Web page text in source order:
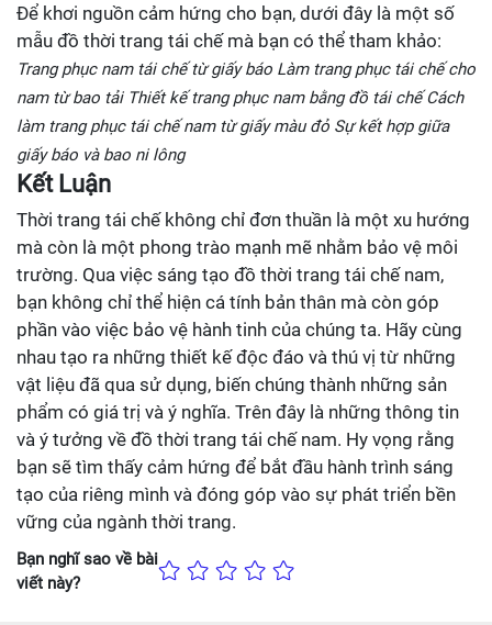
Để khơi nguồn cảm hứng cho bạn, dưới đây là một số
mẫu đồ thời trang tái chế mà bạn có thể tham khảo:
Trang phục nam tái chế từ giấy báo Làm trang phục tái chế cho
nam từ bao tải Thiết kế trang phục nam bằng đồ tái chế Cách
làm trang phục tái chế nam từ giấy màu đỏ Sự kết hợp giữa
giấy báo và bao ni lông
Kết Luận
Thời trang tái chế không chỉ đơn thuần là một xu hướng
mà còn là một phong trào mạnh mẽ nhằm bảo vệ môi
trường. Qua việc sáng tạo đồ thời trang tái chế nam,
bạn không chỉ thể hiện cá tính bản thân mà còn góp
phần vào việc bảo vệ hành tinh của chúng ta. Hãy cùng
nhau tạo ra những thiết kế độc đáo và thú vị từ những
vật liệu đã qua sử dụng, biến chúng thành những sản
phẩm có giá trị và ý nghĩa. Trên đây là những thông tin
và ý tưởng về đồ thời trang tái chế nam. Hy vọng rằng
bạn sẽ tìm thấy cảm hứng để bắt đầu hành trình sáng
tạo của riêng mình và đóng góp vào sự phát triển bền
vững của ngành thời trang.
Bạn nghĩ sao về bài
viết này?